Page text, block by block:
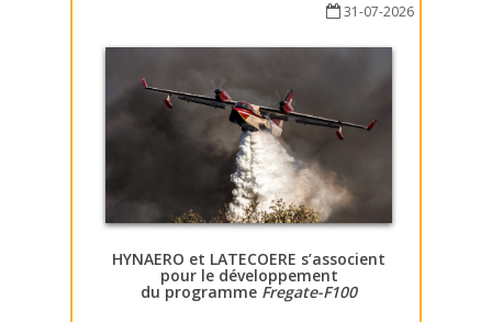
31-07-2026
HYNAERO et LATECOERE s’associent
pour le développement
du programme Fregate-F100